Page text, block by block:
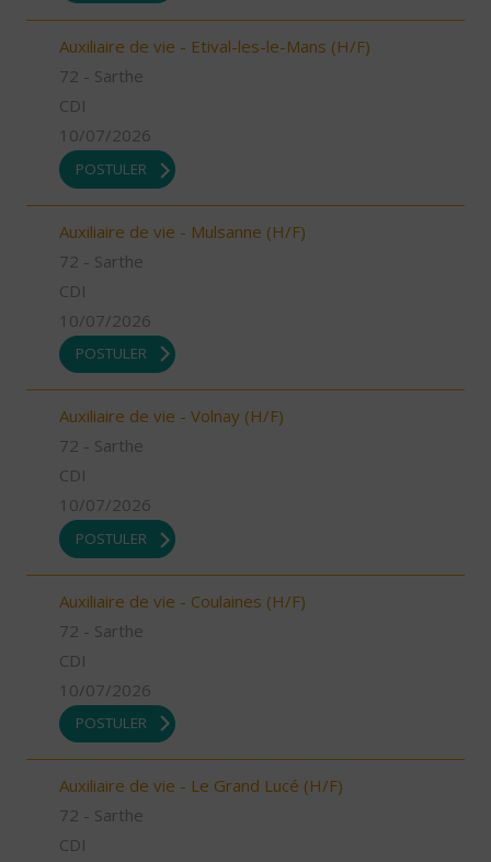
Auxiliaire de vie - Etival-les-le-Mans (H/F)
72 - Sarthe
CDI
10/07/2026
POSTULER
Auxiliaire de vie - Mulsanne (H/F)
72 - Sarthe
CDI
10/07/2026
POSTULER
Auxiliaire de vie - Volnay (H/F)
72 - Sarthe
CDI
10/07/2026
POSTULER
Auxiliaire de vie - Coulaines (H/F)
72 - Sarthe
CDI
10/07/2026
POSTULER
Auxiliaire de vie - Le Grand Lucé (H/F)
72 - Sarthe
CDI